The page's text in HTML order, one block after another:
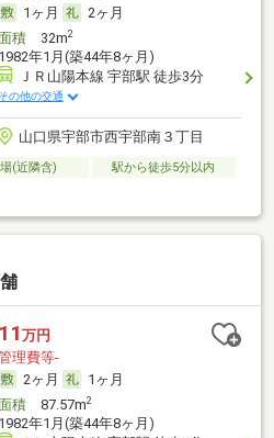
1ヶ月
2ヶ月
積32m2
1982年1月(築44年8ヶ月)
ＪＲ山陽本線 宇部駅 徒歩3分
その他の交通
山口県宇部市西宇部南３丁目
(近隣含)
駅から徒歩5分以内
11 万円
理費等-
2ヶ月
1ヶ月
積87.57m2
1982年1月(築44年8ヶ月)